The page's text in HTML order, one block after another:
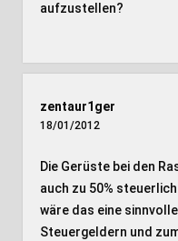
aufzustellen?
zentaur1ger
18/01/2012
Die Gerüste bei den
auch zu 50%
wäre das eine
Steuergeldern und